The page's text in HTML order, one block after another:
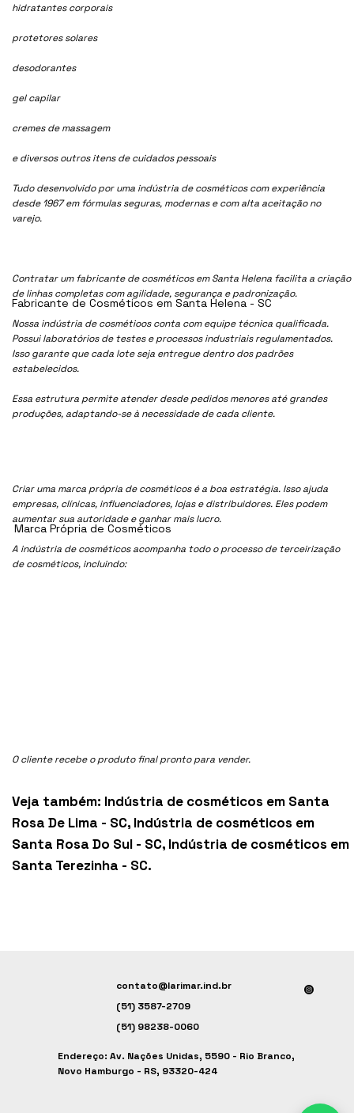
hidratantes corporais
protetores solares
desodorantes
gel capilar
cremes de massagem
e diversos outros itens de cuidados pessoais
Tudo desenvolvido por uma indústria de cosméticos com experiência
desde 1967 em fórmulas seguras, modernas e com alta aceitação no
varejo.
Contratar um fabricante de cosméticos em Santa Helena facilita a criação
de linhas completas com agilidade, segurança e padronização.
Nossa indústria de cosmétioos conta com equipe técnica qualificada.
Possui laboratórios de testes e processos industriais regulamentados.
Isso garante que cada lote seja entregue dentro dos padrões
estabelecidos.
Essa estrutura permite atender desde pedidos menores até grandes
produções, adaptando-se à necessidade de cada cliente.
Criar uma marca própria de cosméticos é a boa estratégia. Isso ajuda
empresas, clínicas, influenciadores, lojas e distribuidores. Eles podem
aumentar sua autoridade e ganhar mais lucro.
A indústria de cosméticos acompanha todo o processo de terceirização
de cosméticos, incluindo:
O cliente recebe o produto final pronto para vender.
Veja também: Indústria de cosméticos em Santa
Rosa De Lima - SC, Indústria de cosméticos em
Santa Rosa Do Sul - SC, Indústria de cosméticos em
Santa Terezinha - SC.
Fabricante de Cosméticos em Santa Helena - SC
Marca Própria de Cosméticos
contato@larimar.ind.br
(51) 3587-2709
(51) 98238-0060
Endereço: Av. Nações Unidas, 5590 - Rio Branco,
Novo Hamburgo - RS, 93320-424